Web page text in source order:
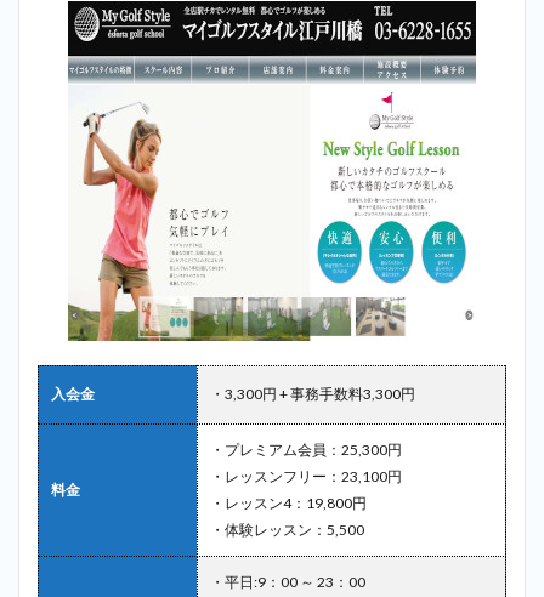
入会金 ・3,300円 + 事務手数料3,300円
料金
・プレミアム会員：25,300円
・レッスンフリー：23,100円
・レッスン4：19,800円
・体験レッスン：5,500
・平日:9：00 ～ 23：00